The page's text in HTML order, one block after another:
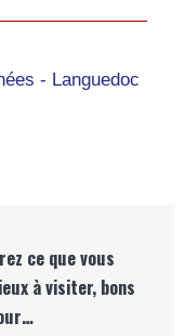
- Languedoc
ce que vous
à visiter, bons